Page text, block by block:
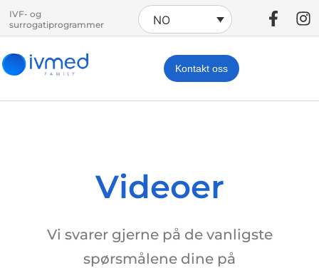
IVF- og
surrogatiprogrammer
NO
Kontakt oss
Videoer
Vi svarer gjerne på de vanligste
spørsmålene dine på